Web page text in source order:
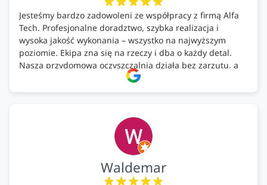
Jesteśmy bardzo zadowoleni ze współpracy z firmą Alfa
Tech. Profesjonalne doradztwo, szybka realizacja i
wysoka jakość wykonania – wszystko na najwyższym
poziomie. Ekipa zna się na rzeczy i dba o każdy detal.
Nasza przydomowa oczyszczalnia działa bez zarzutu, a
całość została wykonana zgodnie z terminem i
ustaleniami. Z czystym sumieniem polecamy Alfa Tech
ekologicznych rozwiązań!🍀
Waldemar